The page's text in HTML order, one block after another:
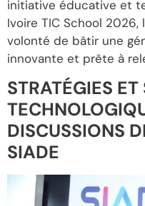
initiative éducative et
Ivoire TIC School 2026,
volonté de bâtir une
innovante et prête à
STRATÉGIES
DISCUSSIONS
SIADE